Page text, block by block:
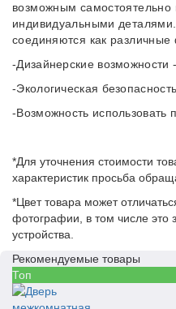
возможным самостоятельно
индивидуальными
соединяются как
-Дизайнерские возможности
-Экологическая безопасность.
-Возможность использовать
*Для уточнения стоимости
характеристик просьба
*Цвет товара может
фотографии, в том числе это
устройства.
Рекомендуемые товары
Топ